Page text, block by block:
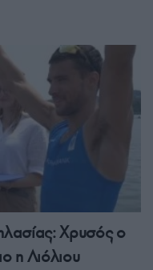
Χρυσός ο
η Λιόλιου